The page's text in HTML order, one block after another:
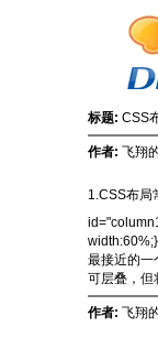
标题: CSS
作者: 飞翔
1.CSS布
最接近的
可层叠，但
作者: 飞翔